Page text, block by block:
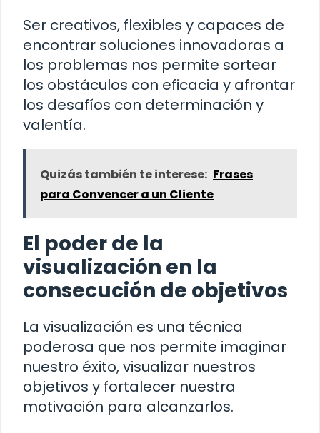
Ser creativos, flexibles y capaces de
encontrar soluciones innovadoras a
los problemas nos permite sortear
los obstáculos con eficacia y afrontar
los desafíos con determinación y
valentía.
Quizás también te interese: Frases
para Convencer a un Cliente
El poder de la
visualización en la
consecución de objetivos
La visualización es una técnica
poderosa que nos permite imaginar
nuestro éxito, visualizar nuestros
objetivos y fortalecer nuestra
motivación para alcanzarlos.